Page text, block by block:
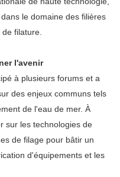
le domaine des filières
filature.
l'avenir
à plusieurs forums et a
des enjeux communs tels
de l'eau de mer. À
sur les technologies de
de filage pour bâtir un
d'équipements et les